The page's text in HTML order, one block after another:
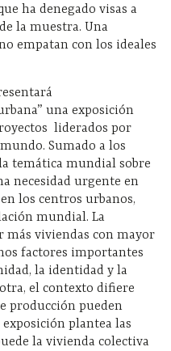
ha denegado visas a
la muestra. Una
empatan con los ideales
una exposición
liderados por
Sumado a los
temática mundial sobre
necesidad urgente en
los centros urbanos,
mundial. La
viviendas con mayor
factores importantes
la identidad y la
el contexto difiere
producción pueden
plantea las
la vivienda colectiva